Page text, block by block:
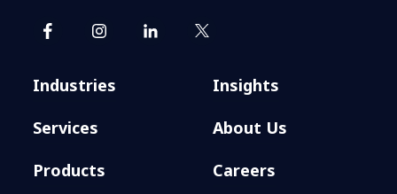
Industries
Services
Products
Insights
About Us
Careers